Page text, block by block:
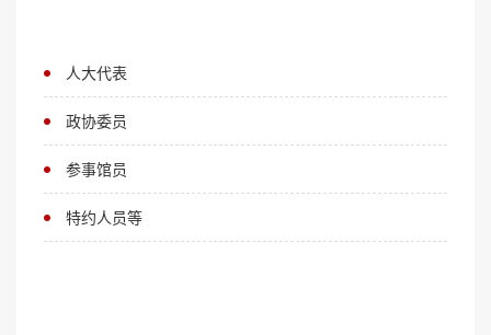
人大代表
政协委员
参事馆员
特约人员等